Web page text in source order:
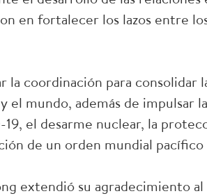
en fortalecer los lazos entre
la coordinación para consolidar
el mundo, además de impulsar
el desarme nuclear, la
de un orden mundial
extendió su agradecimiento